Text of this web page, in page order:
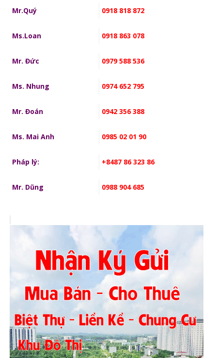
Mr.Quý 0918 818 872
Ms.Loan 0918 863 078
Mr. Đức 0979 588 536
Ms. Nhung 0974 652 795
Mr. Đoán 0942 356 388
Ms. Mai Anh 0985 02 01 90
Pháp lý: +8487 86 323 86
Mr. Dũng 0988 904 685